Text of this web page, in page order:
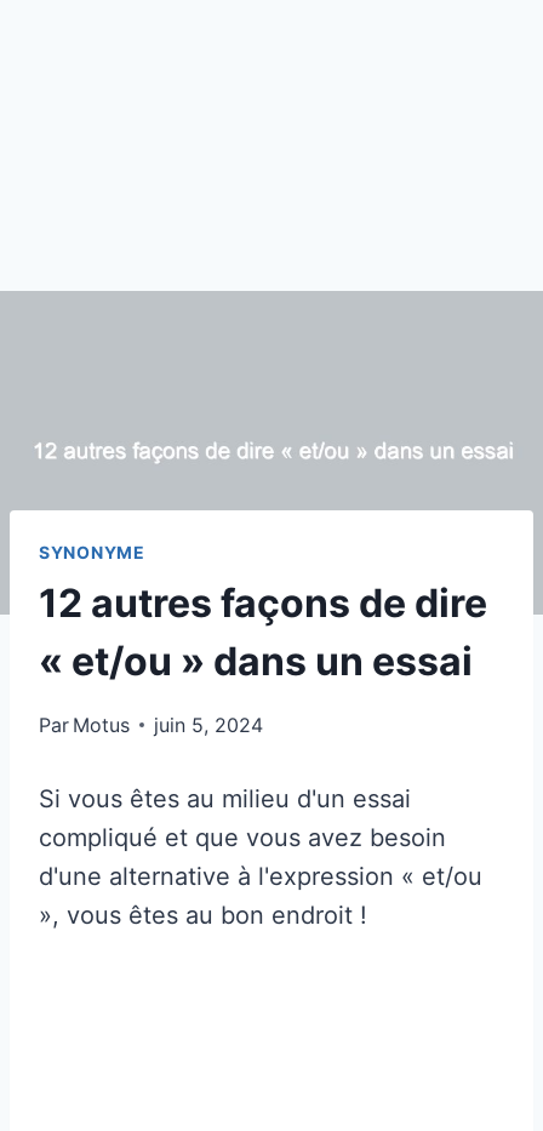
SYNONYME
12 autres façons de dire
« et/ou » dans un essai
Par Motus juin 5, 2024
Si vous êtes au milieu d'un essai
compliqué et que vous avez besoin
d'une alternative à l'expression « et/ou
», vous êtes au bon endroit !